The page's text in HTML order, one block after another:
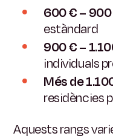
600 € –
estàndard
900 € –
individuals
Més de
residències
Aquests rangs